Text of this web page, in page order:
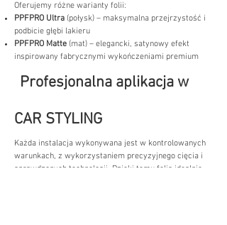
Oferujemy różne warianty folii:
PPFPRO Ultra (połysk) – maksymalna przejrzystość i
podbicie głębi lakieru
PPFPRO Matte (mat) – elegancki, satynowy efekt
inspirowany fabrycznymi wykończeniami premium
Profesjonalna aplikacja w
CAR STYLING
Każda instalacja wykonywana jest w kontrolowanych
warunkach, z wykorzystaniem precyzyjnego cięcia i
sprawdzonych technologii. Dzięki temu folia idealnie